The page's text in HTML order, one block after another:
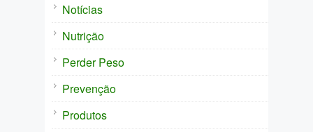
Notícias
Nutrição
Perder Peso
Prevenção
Produtos